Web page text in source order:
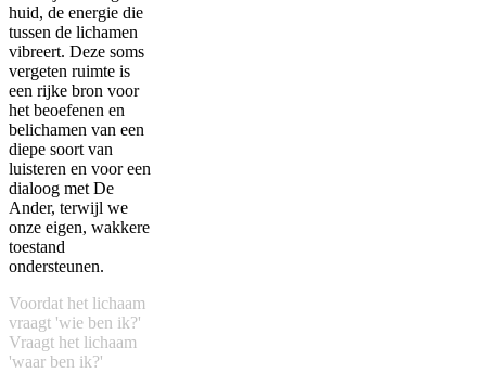
huid, de energie die
tussen de lichamen
vibreert. Deze soms
vergeten ruimte is
een rijke bron voor
het beoefenen en
belichamen van een
diepe soort van
luisteren en voor een
dialoog met De
Ander, terwijl we
onze eigen, wakkere
toestand
ondersteunen.
Voordat het lichaam
vraagt 'wie ben ik?'
Vraagt het lichaam
'waar ben ik?'